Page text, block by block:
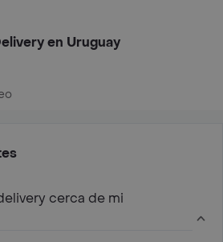
en Uruguay
cerca de mi